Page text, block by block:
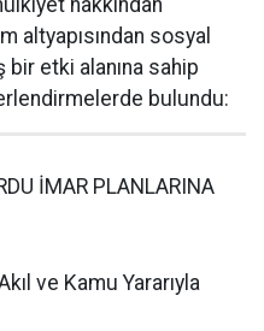
hakkından
altyapısından sosyal
bir etki alanına sahip
bulundu:
İMAR PLANLARINA
ve Kamu Yararıyla